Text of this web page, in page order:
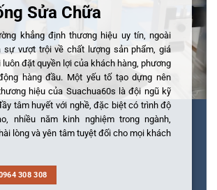
Sửa Chữa
khẳng định thương hiệu uy tín, ngoài
sự vượt trội về chất lượng sản phẩm, giá
luôn đặt quyền lợi của khách hàng, phương
hàng đầu. Một yếu tố tạo dựng nên
hiệu của Suachua60s là đội ngũ kỹ
tâm huyết với nghề, đặc biệt có trình độ
nhiều năm kinh nghiệm trong ngành,
lòng và yên tâm tuyệt đối cho mọi khách
308 308